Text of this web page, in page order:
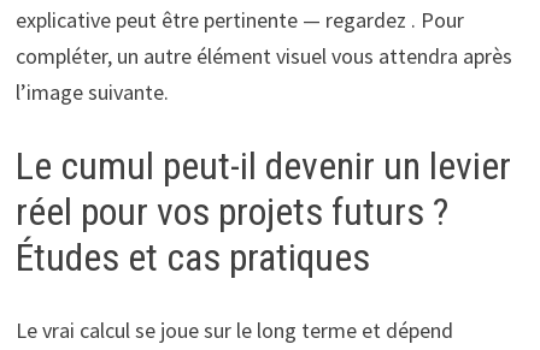
explicative peut être pertinente — regardez . Pour
compléter, un autre élément visuel vous attendra après
l’image suivante.
Le cumul peut-il devenir un levier
réel pour vos projets futurs ?
Études et cas pratiques
Le vrai calcul se joue sur le long terme et dépend